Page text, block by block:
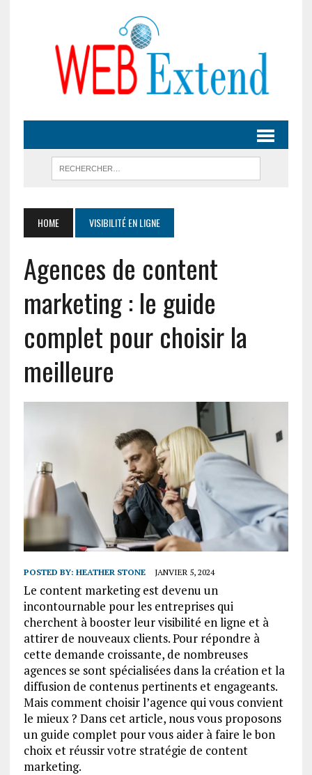
HOME VISIBILITÉ EN LIGNE
Agences de content
marketing : le guide
complet pour choisir la
meilleure
POSTED BY: HEATHER STONE JANVIER 5, 2024
Le content marketing est devenu un
incontournable pour les entreprises qui
cherchent à booster leur visibilité en ligne et à
attirer de nouveaux clients. Pour répondre à
cette demande croissante, de nombreuses
agences se sont spécialisées dans la création et la
diffusion de contenus pertinents et engageants.
Mais comment choisir l’agence qui vous convient
le mieux ? Dans cet article, nous vous proposons
un guide complet pour vous aider à faire le bon
choix et réussir votre stratégie de content
marketing.